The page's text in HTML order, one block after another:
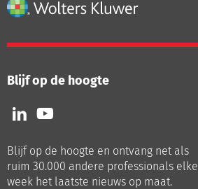
Blijf op de hoogte
Volg
ons
LinkedIn
Volg
ons
Youtube
Blijf op de hoogte en ontvang net als
ruim 30.000 andere professionals elke
week het laatste nieuws op maat.